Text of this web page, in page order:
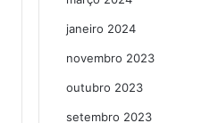
janeiro 2024
novembro 2023
outubro 2023
setembro 2023